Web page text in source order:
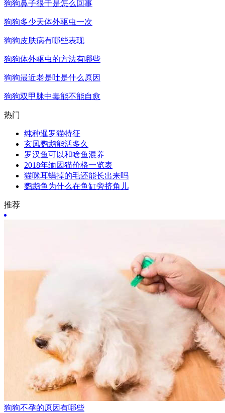
狗狗鼻子很干是怎么回事
狗狗多少天体外驱虫一次
狗狗皮肤病有哪些表现
狗狗体外驱虫的方法有哪些
狗狗最近老是吐是什么原因
狗狗双甲脒中毒能不能自愈
热门
纯种暹罗猫特征
玄凤鹦鹉能活多久
罗汉鱼可以和啥鱼混养
2018年缅因猫价格一览表
猫咪耳螨掉的毛还能长出来吗
鹦鹉鱼为什么在鱼缸旁挤角儿
推荐
狗狗不孕的原因有哪些